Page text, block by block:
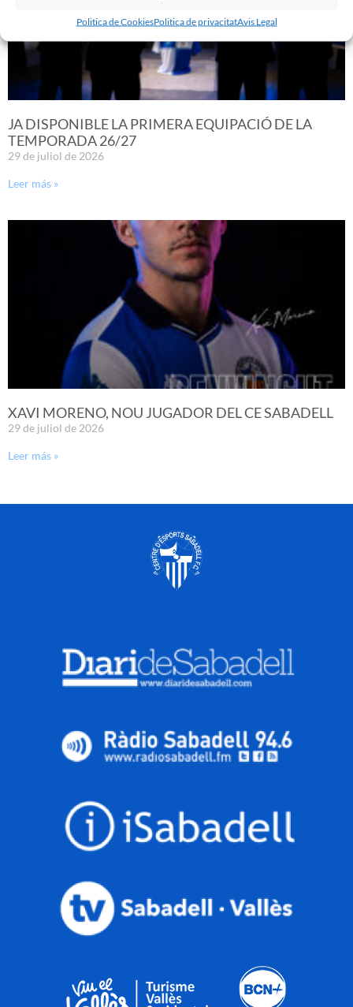
Politica de CookiesPolitica de privacitatAvis Legal
JA DISPONIBLE LA PRIMERA EQUIPACIÓ DE LA
TEMPORADA 26/27
29 de juliol de 2026
Leer más »
XAVI MORENO, NOU JUGADOR DEL CE SABADELL
29 de juliol de 2026
Leer más »